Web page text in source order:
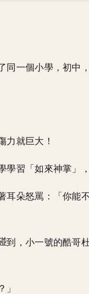
同一個小學，初中
力就巨大！
學習「如來神掌」
耳朵怒罵：「你能
到，小一號的酷哥
」